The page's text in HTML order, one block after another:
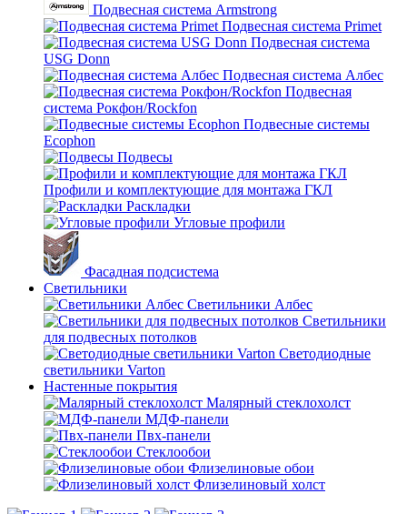
Подвесная система Armstrong
Подвесная система Primet
Подвесная система
USG Donn
Подвесная система Албес
Подвесная
система Рокфон/Rockfon
Подвесные системы
Ecophon
Подвесы
Профили и комплектующие для монтажа ГКЛ
Раскладки
Угловые профили
Фасадная подсистема
Светильники
Светильники Албес
Светильники
для подвесных потолков
Светодиодные
светильники Varton
Настенные покрытия
Малярный стеклохолст
МДФ-панели
Пвх-панели
Стеклообои
Флизелиновые обои
Флизелиновый холст